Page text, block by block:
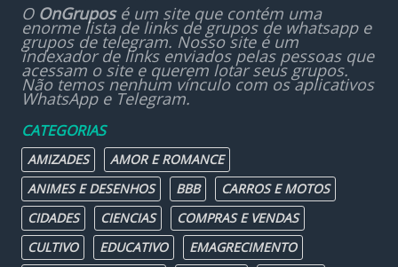
O OnGruposé um site que contém uma
enorme lista de links de grupos de whatsapp e
grupos de telegram. Nosso site é um
indexador de links enviados pelas pessoas que
acessam o site e querem lotar seus grupos.
Não temos nenhum vínculo com os aplicativos
WhatsApp e Telegram.
CATEGORIAS
AMIZADES
AMOR E ROMANCE
ANIMES E DESENHOS
BBB
CARROS E MOTOS
CIDADES
CIENCIAS
COMPRAS E VENDAS
CULTIVO
EDUCATIVO
EMAGRECIMENTO